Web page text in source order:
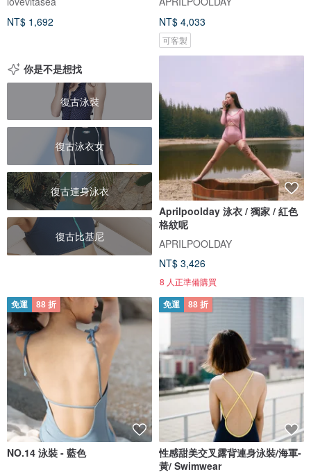
NT$ 1,692
NT$ 4,033
可客製
你是不是想找
復古泳裝
復古泳衣女
復古連身泳衣
復古比基尼
Aprilpoolday 泳衣 / 獨家 / 紅色
格紋呢
APRILPOOLDAY
NT$ 3,426
8 人正準備購買
免運 88 折
NO.14 泳裝 - 藍色
免運 88 折
性感甜美交叉露背連身泳裝/海軍-
黃/ Swimwear